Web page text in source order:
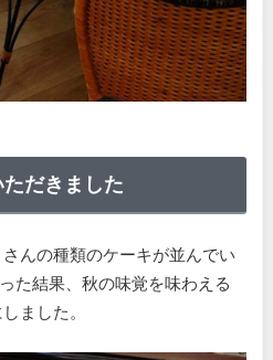
だきました
んの種類のケーキが並んでい
た結果、秋の味覚を味わえる
ました。